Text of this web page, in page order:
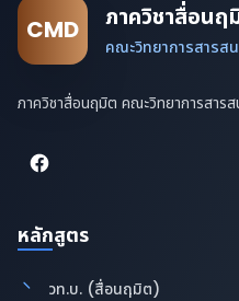
CMD ภาควิชาสื่อนฤ
คณะวิทยาการสารส
ภาควิชาสื่อนฤมิต คณะวิทยาการสาร
หลักสูตร
วท.บ. (สื่อนฤมิต)